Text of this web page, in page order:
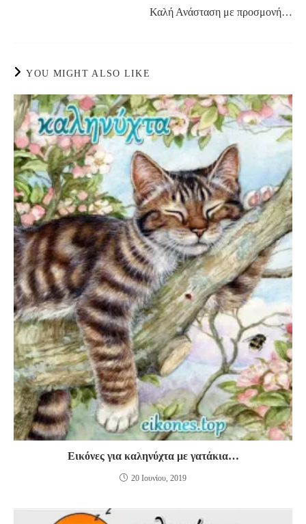
Καλή Ανάσταση με προσμονή…
YOU MIGHT ALSO LIKE
Εικόνες για καληνύχτα με γατάκια…
20 Ιουνίου, 2019